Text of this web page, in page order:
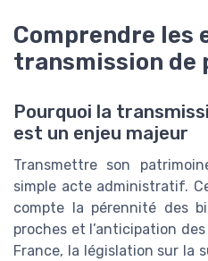
Comprendre les
transmission de
Pourquoi la
est un enjeu majeur
Transmettre son
simple acte administratif.
compte la pérennité des
proches et l’anticipation
France, la législation sur la